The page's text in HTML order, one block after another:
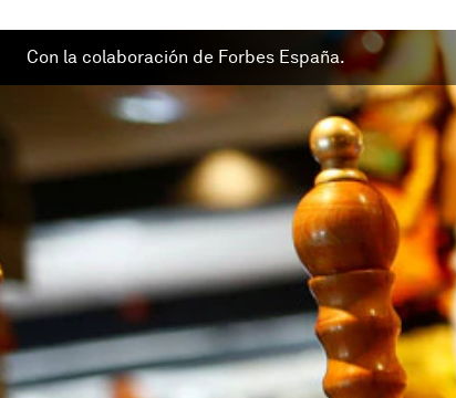
Con la colaboración de Forbes España.